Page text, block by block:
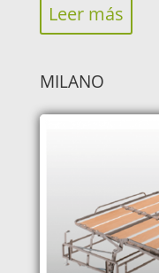
Leer más
MILANO